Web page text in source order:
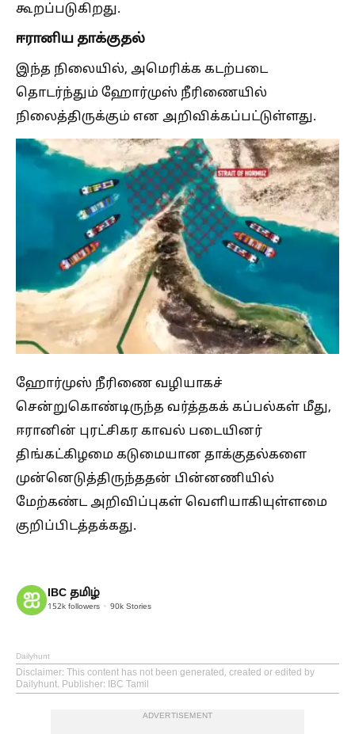
கூறப்படுகிறது.
ஈரானிய தாக்குதல்
இந்த நிலையில், அமெரிக்க கடற்படை
தொடர்ந்தும் ஹோர்முஸ் நீரிணையில்
நிலைத்திருக்கும் என அறிவிக்கப்பட்டுள்ளது.
ஹோர்முஸ் நீரிணை வழியாகச்
சென்றுகொண்டிருந்த வர்த்தகக் கப்பல்கள் மீது,
ஈரானின் புரட்சிகர காவல் படையினர்
திங்கட்கிழமை கடுமையான தாக்குதல்களை
முன்னெடுத்திருந்ததன் பின்னணியில்
மேற்கண்ட அறிவிப்புகள் வெளியாகியுள்ளமை
குறிப்பிடத்தக்கது.
IBC தமிழ்
152k followers 90k Stories
Dailyhunt
Disclaimer: This content has not been generated, created or edited by
Dailyhunt. Publisher: IBC Tamil
ADVERTISEMENT